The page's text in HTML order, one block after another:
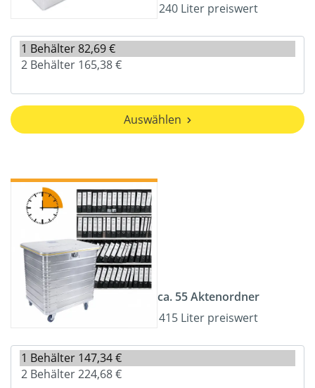
240 Liter preiswert
Auswählen
ca. 55 Aktenordner
415 Liter preiswert